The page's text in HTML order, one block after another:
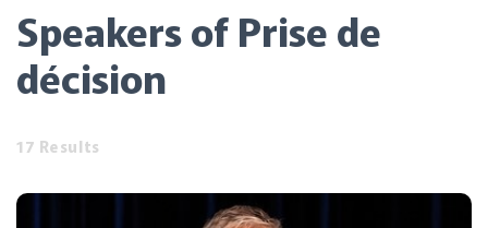
Speakers of Prise de
décision
17 Results